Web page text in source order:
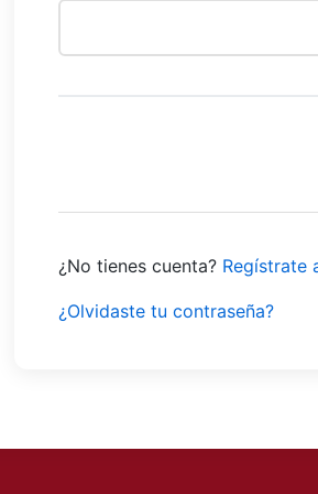
¿No tienes cuenta? Regístrate
¿Olvidaste tu contraseña?